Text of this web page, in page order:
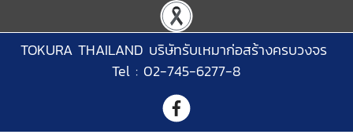
TOKURA THAILAND บริษัทรับเหมาก่อสร้างครบวงจร
Tel : 02-745-6277-8